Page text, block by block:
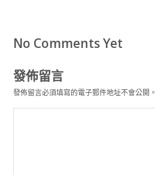
No Comments Yet
發佈留言
發佈留言必須填寫的電子郵件地址不會公開。